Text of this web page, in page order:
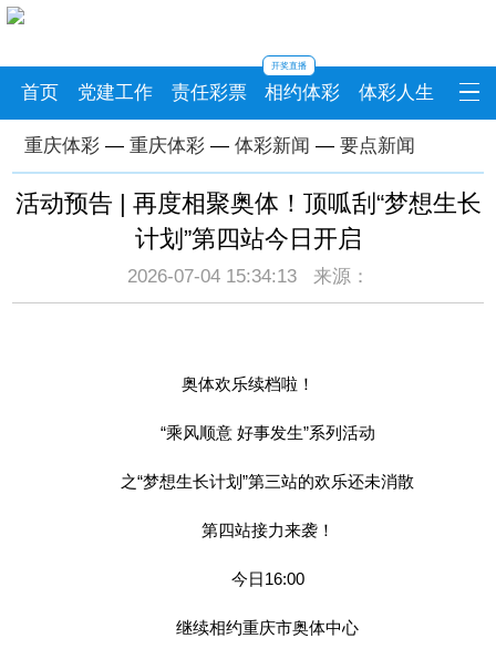
首页 党建工作 责任彩票 相约体彩
开奖直播
体彩人生
重庆体彩— 重庆体彩— 体彩新闻 — 要点新闻
活动预告 | 再度相聚奥体！顶呱刮“梦想生长
计划”第四站今日开启
2026-07-04 15:34:13 来源：
奥体欢乐续档啦！
“乘风顺意 好事发生”系列活动
之“梦想生长计划”第三站的欢乐还未消散
第四站接力来袭！
今日16:00
继续相约重庆市奥体中心